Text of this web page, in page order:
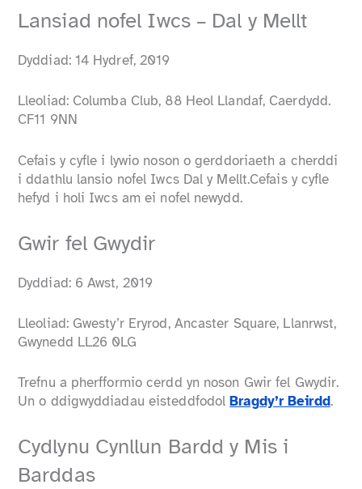
Lansiad nofel Iwcs – Dal y Mellt
Dyddiad: 14 Hydref, 2019
Lleoliad: Columba Club, 88 Heol Llandaf, Caerdydd.
CF11 9NN
Cefais y cyfle i lywio noson o gerddoriaeth a cherddi
i ddathlu lansio nofel Iwcs Dal y Mellt.Cefais y cyfle
hefyd i holi Iwcs am ei nofel newydd.
Gwir fel Gwydir
Dyddiad: 6 Awst, 2019
Lleoliad: Gwesty’r Eryrod, Ancaster Square, Llanrwst,
Gwynedd LL26 0LG
Trefnu a pherfformio cerdd yn noson Gwir fel Gwydir.
Un o ddigwyddiadau eisteddfodolBragdy’r Beirdd.
Cydlynu Cynllun Bardd y Mis i
Barddas